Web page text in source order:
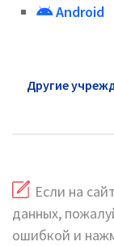
Android
Другие
Если на
данных,
ошибкой и